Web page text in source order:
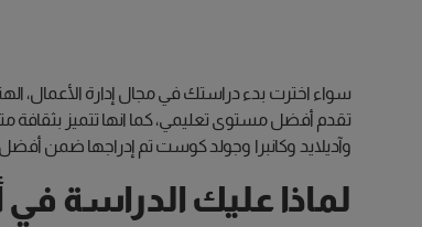
سواء اخترت بدء دراستك في مجال إدارة الأعمال،
تقدم أفضل مستوى تعليمي، كما انها تتميز بثقافة
وآديلايد وكانبرا وجولد كوست تم إدراجها ضمن أفضل 100 مدينة في العالم للدراسة.
لماذا عليك الدراسة في